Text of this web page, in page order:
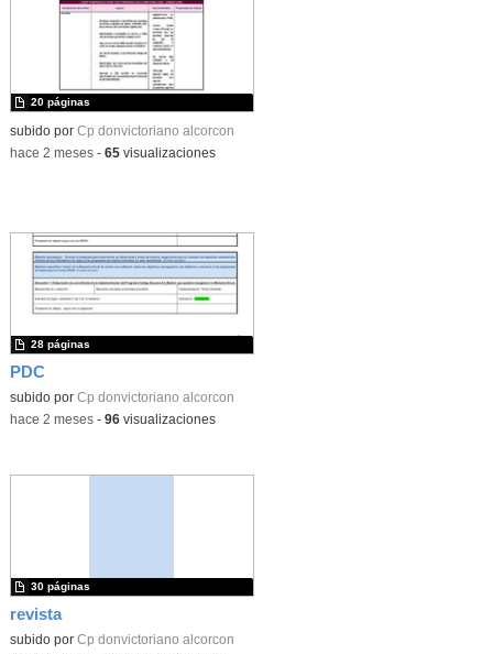
subido por Cp donvictoriano alcorcon
20 páginas
-hace 2 meses- 65visualizaciones
PDC
subido por Cp donvictoriano alcorcon
28 páginas
-hace 2 meses- 96visualizaciones
revista
subido por Cp donvictoriano alcorcon
30 páginas